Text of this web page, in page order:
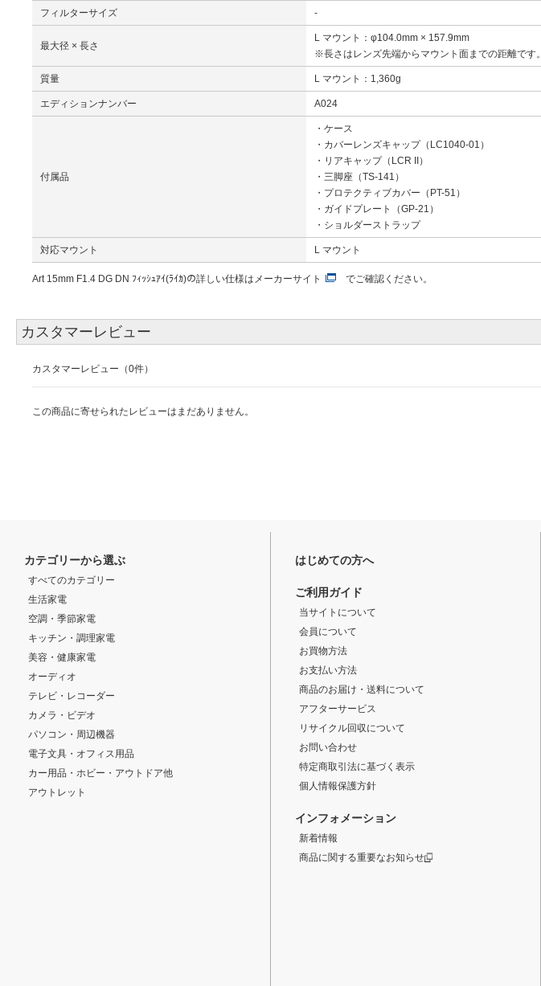
フィルターサイズ -
最大径 × 長さ
L マウント：φ104.0mm × 157.9mm
※長さはレンズ先端からマウント面までの距離です。
質量 L マウント：1,360g
エディションナンバー A024
付属品
・ケース
・カバーレンズキャップ（LC1040-01）
・リアキャップ（LCR II）
・三脚座（TS-141）
・プロテクティブカバー（PT-51）
・ガイドプレート（GP-21）
・ショルダーストラップ
対応マウント L マウント
Art 15mm F1.4 DG DN ﾌｨｯｼｭｱｲ(ﾗｲｶ)の詳しい仕様は メーカーサイト でご確認ください。
カスタマーレビュー
カスタマーレビュー（0件）
この商品に寄せられたレビューはまだありません。
カテゴリーから選ぶ
すべてのカテゴリー
生活家電
空調・季節家電
キッチン・調理家電
美容・健康家電
オーディオ
テレビ・レコーダー
カメラ・ビデオ
パソコン・周辺機器
電子文具・オフィス用品
カー用品・ホビー・アウトドア他
アウトレット
はじめての方へ
ご利用ガイド
当サイトについて
会員について
お買物方法
お支払い方法
商品のお届け・送料について
アフターサービス
リサイクル回収について
お問い合わせ
特定商取引法に基づく表示
個人情報保護方針
インフォメーション
新着情報
商品に関する重要なお知らせ